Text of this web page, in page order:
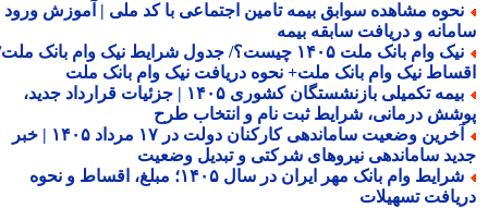
مشاهده سوابق بیمه تامین اجتماعی با کد ملی | آموزش ورود به
و دریافت سابقه بیمه
نیک وام بانک ملت ۱۴۰۵ چیست؟/ جدول شرایط نیک وام بانک ملت/
نیک وام بانک ملت+ نحوه دریافت نیک وام بانک ملت
بیمه تکمیلی بازنشستگان کشوری ۱۴۰۵ | جزئیات قرارداد جدید،
درمانی، شرایط ثبت نام و انتخاب طرح
آخرین وضعیت ساماندهی کارکنان دولت در ۱۷ مرداد ۱۴۰۵ | خبر
ساماندهی نیروهای شرکتی و تبدیل وضعیت
شرایط وام بانک مهر ایران در سال ۱۴۰۵؛ مبلغ، اقساط و نحوه
تسهیلات